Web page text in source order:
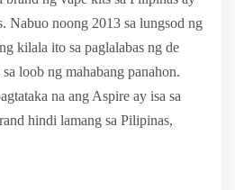
Nabuo noong 2013 sa lungsod ng
kilala ito sa paglalabas ng de
loob ng mahabang panahon.
na ang Aspire ay isa sa
hindi lamang sa Pilipinas,